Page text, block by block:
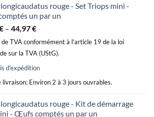
rouge - Set Triops mini -
un par un
– 44,97€
TVA conformément à l'article 19 de la loi
sur la TVA (UStG).
d'expédition
livraison: Environ 2 à 3 jours ouvrables.
rouge - Kit de démarrage
- Œufs comptés un par un